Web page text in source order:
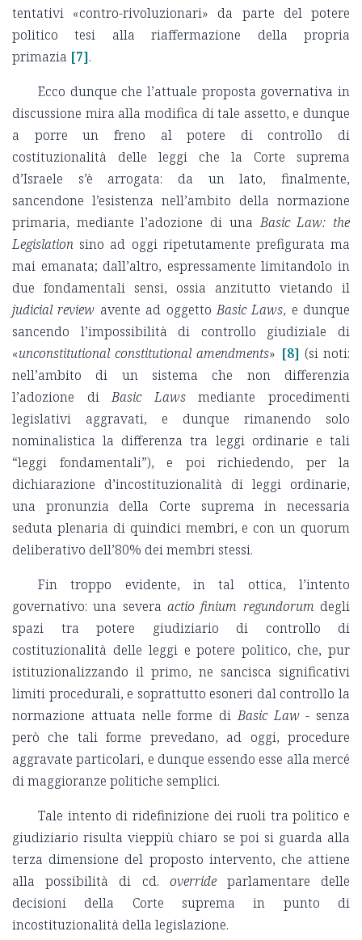
tentativi «contro-rivoluzionari» da parte del potere
politico tesi alla riaffermazione della propria
primazia [7].
Ecco dunque che l’attuale proposta governativa in
discussione mira alla modifica di tale assetto, e dunque
a porre un freno al potere di controllo di
costituzionalità delle leggi che la Corte suprema
d’Israele s’è arrogata: da un lato, finalmente,
sancendone l’esistenza nell’ambito della normazione
primaria, mediante l’adozione di unaBasic Law: the
Legislation sino ad oggi ripetutamente prefigurata ma
mai emanata; dall’altro, espressamente limitandolo in
due fondamentali sensi, ossia anzitutto vietando il
judicial review avente ad oggettoBasic Laws, e dunque
sancendo l’impossibilità di controllo giudiziale di
«unconstitutional constitutional amendments» [8] (si noti:
nell’ambito di un sistema che non differenzia
l’adozione diBasic Lawsmediante procedimenti
legislativi aggravati, e dunque rimanendo solo
nominalistica la differenza tra leggi ordinarie e tali
“leggi fondamentali”), e poi richiedendo, per la
dichiarazione d’incostituzionalità di leggi ordinarie,
una pronunzia della Corte suprema in necessaria
seduta plenaria di quindici membri, e con un quorum
deliberativo dell’80% dei membri stessi.
Fin troppo evidente, in tal ottica, l’intento
governativo: una severa actio finium regundorum degli
spazi tra potere giudiziario di controllo di
costituzionalità delle leggi e potere politico, che, pur
istituzionalizzando il primo, ne sancisca significativi
limiti procedurali, e soprattutto esoneri dal controllo la
normazione attuata nelle forme diBasic Law- senza
però che tali forme prevedano, ad oggi, procedure
aggravate particolari, e dunque essendo esse alla mercé
di maggioranze politiche semplici.
Tale intento di ridefinizione dei ruoli tra politico e
giudiziario risulta vieppiù chiaro se poi si guarda alla
terza dimensione del proposto intervento, che attiene
alla possibilità di cd. overrideparlamentare delle
decisioni della Corte suprema in punto di
incostituzionalità della legislazione.